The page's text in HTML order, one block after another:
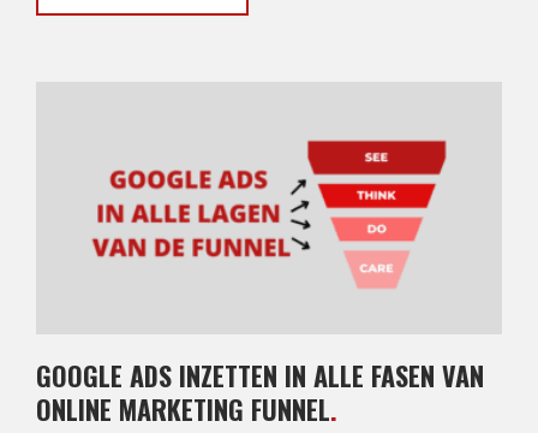
GOOGLE ADS INZETTEN IN ALLE FASEN VAN
ONLINE MARKETING FUNNEL.